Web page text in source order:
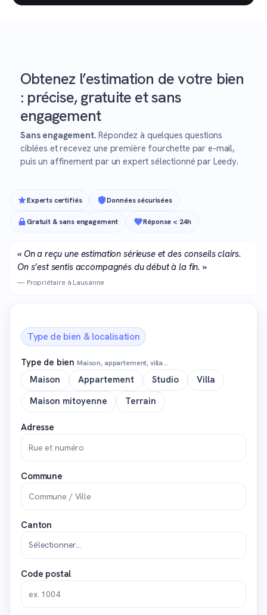
Obtenez l’estimation de votre bien
: précise, gratuite et sans
engagement
Sans engagement. Répondez à quelques questions
ciblées et recevez une première fourchette par e-mail,
puis un affinement par un expert sélectionné par Leedy.
Experts certifiés Données sécurisées
Gratuit & sans engagement Réponse < 24h
« On a reçu une estimation sérieuse et des conseils clairs.
On s’est sentis accompagnés du début à la fin. »
— Propriétaire à Lausanne
Type de bien & localisation
Type de bienMaison, appartement, villa…
Maison Appartement Studio
Villa
Maison mitoyenne
Terrain
Adresse
Commune
Canton
Code postal